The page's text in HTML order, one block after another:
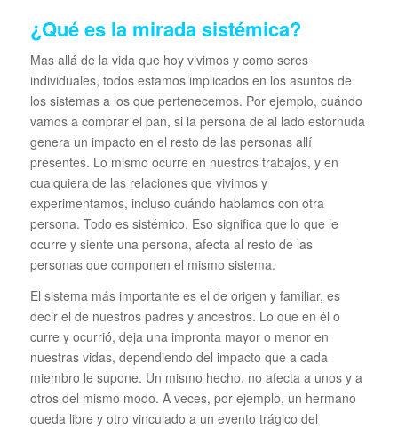
¿Qué es la mirada sistémica?
Mas allá de la vida que hoy vivimos y como seres
individuales, todos estamos implicados en los asuntos de
los sistemas a los que pertenecemos. Por ejemplo, cuándo
vamos a comprar el pan, si la persona de al lado estornuda
genera un impacto en el resto de las personas allí
presentes. Lo mismo ocurre en nuestros trabajos, y en
cualquiera de las relaciones que vivimos y
experimentamos, incluso cuándo hablamos con otra
persona. Todo es sistémico. Eso significa que lo que le
ocurre y siente una persona, afecta al resto de las
personas que componen el mismo sistema.
El sistema más importante es el de origen y familiar, es
decir el de nuestros padres y ancestros. Lo que en él o
curre y ocurrió, deja una impronta mayor o menor en
nuestras vidas, dependiendo del impacto que a cada
miembro le supone. Un mismo hecho, no afecta a unos y a
otros del mismo modo. A veces, por ejemplo, un hermano
queda libre y otro vinculado a un evento trágico del